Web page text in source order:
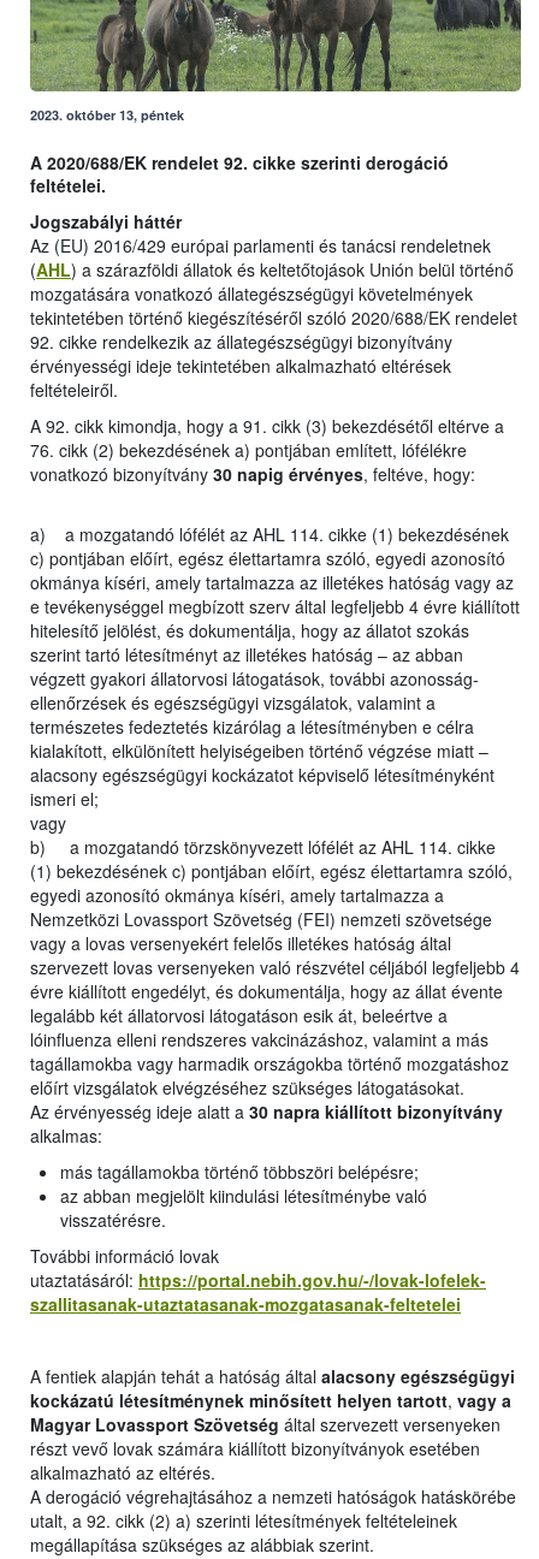
2023. október 13, péntek
A 2020/688/EK rendelet 92. cikke szerinti derogáció
feltételei.
Jogszabályi háttér
Az (EU) 2016/429 európai parlamenti és tanácsi rendeletnek
(AHL) a szárazföldi állatok és keltetőtojások Unión belül történő
mozgatására vonatkozó állategészségügyi követelmények
tekintetében történő kiegészítéséről szóló 2020/688/EK rendelet
92. cikke rendelkezik az állategészségügyi bizonyítvány
érvényességi ideje tekintetében alkalmazható eltérések
feltételeiről.
A 92. cikk kimondja, hogy a 91. cikk (3) bekezdésétől eltérve a
76. cikk (2) bekezdésének a) pontjában említett, lófélékre
vonatkozó bizonyítvány 30 napig érvényes, feltéve, hogy:
a) a mozgatandó lófélét az AHL 114. cikke (1) bekezdésének
c) pontjában előírt, egész élettartamra szóló, egyedi azonosító
okmánya kíséri, amely tartalmazza az illetékes hatóság vagy az
e tevékenységgel megbízott szerv által legfeljebb 4 évre kiállított
hitelesítő jelölést, és dokumentálja, hogy az állatot szokás
szerint tartó létesítményt az illetékes hatóság – az abban
végzett gyakori állatorvosi látogatások, további azonosság-
ellenőrzések és egészségügyi vizsgálatok, valamint a
természetes fedeztetés kizárólag a létesítményben e célra
kialakított, elkülönített helyiségeiben történő végzése miatt –
alacsony egészségügyi kockázatot képviselő létesítményként
ismeri el;
vagy
b) a mozgatandó törzskönyvezett lófélét az AHL 114. cikke
(1) bekezdésének c) pontjában előírt, egész élettartamra szóló,
egyedi azonosító okmánya kíséri, amely tartalmazza a
Nemzetközi Lovassport Szövetség (FEI) nemzeti szövetsége
vagy a lovas versenyekért felelős illetékes hatóság által
szervezett lovas versenyeken való részvétel céljából legfeljebb 4
évre kiállított engedélyt, és dokumentálja, hogy az állat évente
legalább két állatorvosi látogatáson esik át, beleértve a
lóinfluenza elleni rendszeres vakcinázáshoz, valamint a más
tagállamokba vagy harmadik országokba történő mozgatáshoz
előírt vizsgálatok elvégzéséhez szükséges látogatásokat.
Az érvényesség ideje alatt a 30 napra kiállított bizonyítvány
alkalmas:
más tagállamokba történő többszöri belépésre;
az abban megjelölt kiindulási létesítménybe való
visszatérésre.
További információ lovak
utaztatásáról: https://portal.nebih.gov.hu/-/lovak-lofelek-
szallitasanak-utaztatasanak-mozgatasanak-feltetelei
A fentiek alapján tehát a hatóság által alacsony egészségügyi
kockázatú létesítménynek minősített helyen tartott, vagy a
Magyar Lovassport Szövetség által szervezett versenyeken
részt vevő lovak számára kiállított bizonyítványok esetében
alkalmazható az eltérés.
A derogáció végrehajtásához a nemzeti hatóságok hatáskörébe
utalt, a 92. cikk (2) a) szerinti létesítmények feltételeinek
megállapítása szükséges az alábbiak szerint.